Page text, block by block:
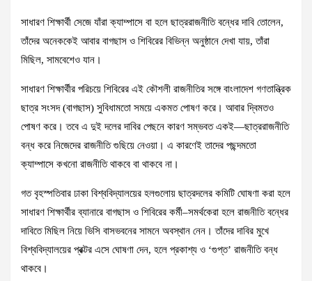
সাধারণ শিক্ষার্থী সেজে যাঁরা ক্যাম্পাসে বা হলে ছাত্ররাজনীতি বন্ধের দাবি তোলেন,
তাঁদের অনেককেই আবার বাগছাস ও শিবিরের বিভিন্ন অনুষ্ঠানে দেখা যায়, তাঁরা
মিছিল, সামবেশেও যান।
সাধারণ শিক্ষার্থীর পরিচয়ে শিবিরের এই কৌশলী রাজনীতির সঙ্গে বাংলাদেশ গণতান্ত্রিক
ছাত্র সংসদ (বাগছাস) সুবিধামতো সময়ে একমত পোষণ করে। আবার দ্বিমতও
পোষণ করে। তবে এ দুই দলের দাবির পেছনে কারণ সম্ভবত একই—ছাত্ররাজনীতি
বন্ধ করে নিজেদের রাজনীতি গুছিয়ে নেওয়া। এ কারণেই তাদের পছন্দমতো
ক্যাম্পাসে কখনো রাজনীতি থাকবে বা থাকবে না।
গত বৃহস্পতিবার ঢাকা বিশ্ববিদ্যালয়ের হলগুলোয় ছাত্রদলের কমিটি ঘোষণা করা হলে
সাধারণ শিক্ষার্থীর ব্যানারে বাগছাস ও শিবিরের কর্মী–সমর্থকেরা হলে রাজনীতি বন্ধের
দাবিতে মিছিল নিয়ে ভিসি বাসভবনের সামনে অবস্থান নেন। তাঁদের দাবির মুখে
বিশ্ববিদ্যালয়ের প্রক্টর এসে ঘোষণা দেন, হলে প্রকাশ্য ও ‘গুপ্ত’ রাজনীতি বন্ধ
থাকবে।